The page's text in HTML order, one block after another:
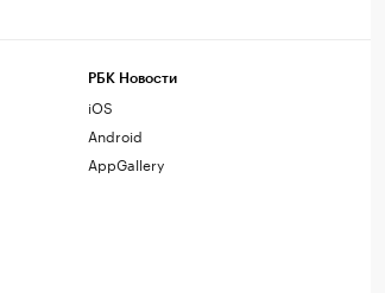
РБК Новости
iOS
Android
AppGallery